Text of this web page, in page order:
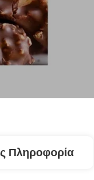
Πληροφορία